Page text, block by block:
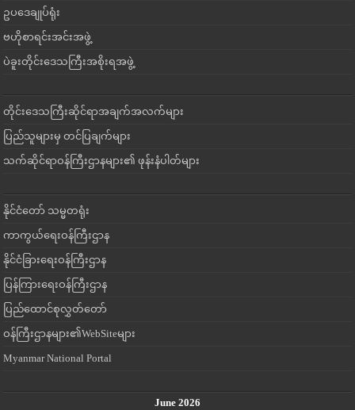
ဥပဒေချုပ်ရုံး
ဗဟိုစာရင်းအင်းအဖွဲ့
ပဲခူးတိုင်းဒေသကြီးအစိုးရအဖွဲ့
တိုင်းဒေသကြီးဆိုင်ရာအချက်အလက်များ
ပြည်သူများမှ တင်ပြချက်များ
သက်ဆိုင်ရာဝန်ကြီးဌာနများ၏ ဖုန်းနံပါတ်များ
နိုင်ငံတော် သမ္မတရုံး
ကာကွယ်ရေးဝန်ကြီးဌာန
နိုင်ငံခြားရေးဝန်ကြီးဌာန
ပြန်ကြားရေးဝန်ကြီးဌာန
ပြည်ထောင်စုလွှတ်တော်
ဝန်ကြီးဌာနများ၏WebSiteများ
Myanmar National Portal
June 2026